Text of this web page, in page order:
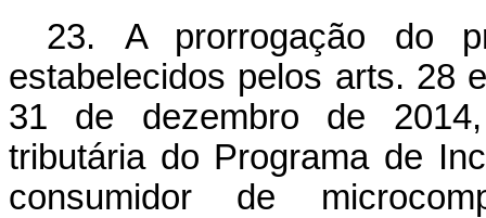
23. A prorrogação do
estabelecidos pelos arts. 28
31 de dezembro de
tributária do Programa de
consumidor de